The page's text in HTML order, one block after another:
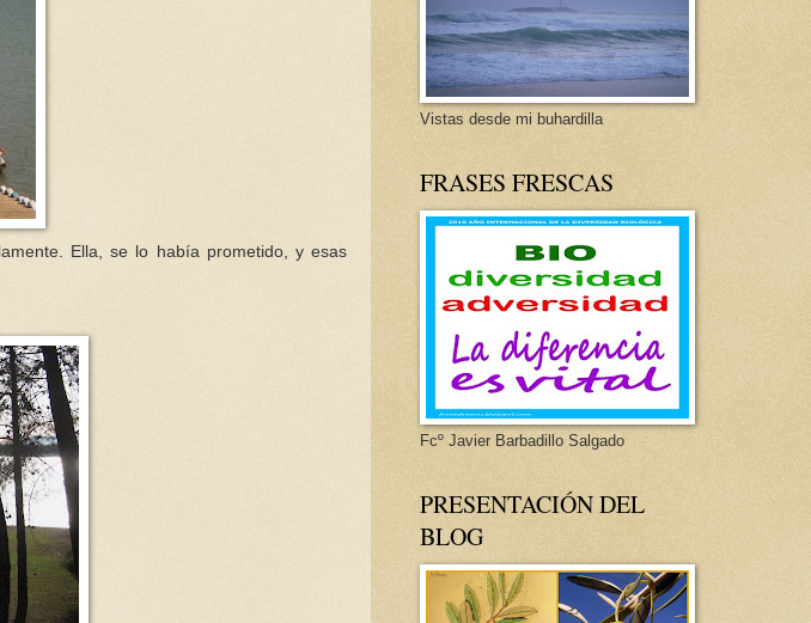
Ella, se lo había prometido, y esas
Vistas desde mi buhardilla
FRASES FRESCAS
Fcº Javier Barbadillo Salgado
PRESENTACIÓN DEL
BLOG